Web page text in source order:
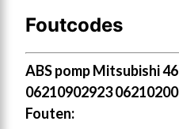
Foutcodes
ABS pomp Mitsubishi
06210902923
Fouten: